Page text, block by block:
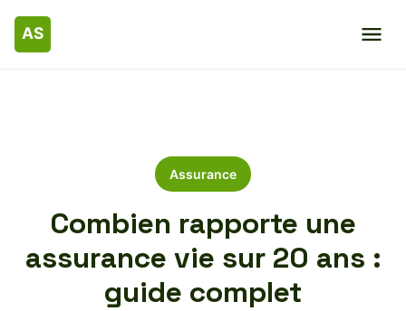
Assurance
Combien rapporte une
assurance vie sur 20 ans :
guide complet